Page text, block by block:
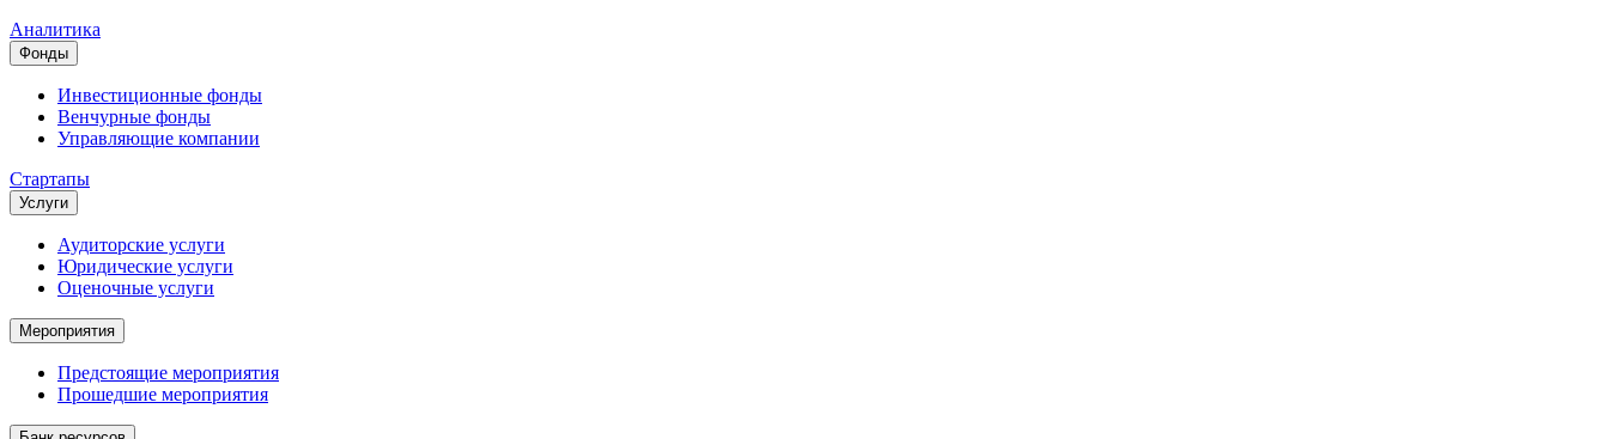
Аналитика
Фонды
Инвестиционные фонды
Венчурные фонды
Управляющие компании
Стартапы
Услуги
Аудиторские услуги
Юридические услуги
Оценочные услуги
Мероприятия
Предстоящие мероприятия
Прошедшие мероприятия